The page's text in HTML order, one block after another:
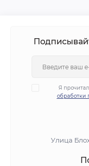
Я прочитал
обработки
Улица